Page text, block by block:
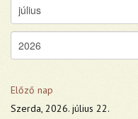
Előző nap
Szerda, 2026. július 22.